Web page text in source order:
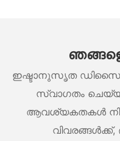
ഇഷ്ടാനുസൃത
സ്വാഗതം
ആവശ്യകതകൾ